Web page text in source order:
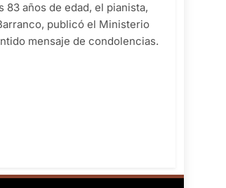
83 años de edad, el pianista,
publicó el Ministerio
mensaje de condolencias.